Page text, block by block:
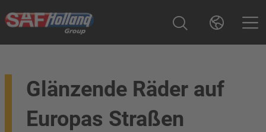
Glänzende Räder auf
Europas Straßen